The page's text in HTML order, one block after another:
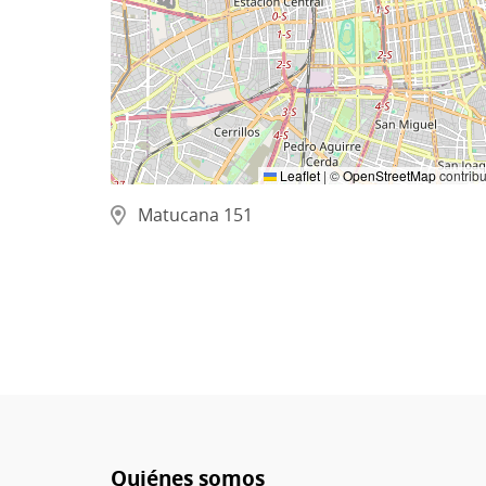
Leaflet | ©OpenStreetMap
Matucana 151
Quiénes somos